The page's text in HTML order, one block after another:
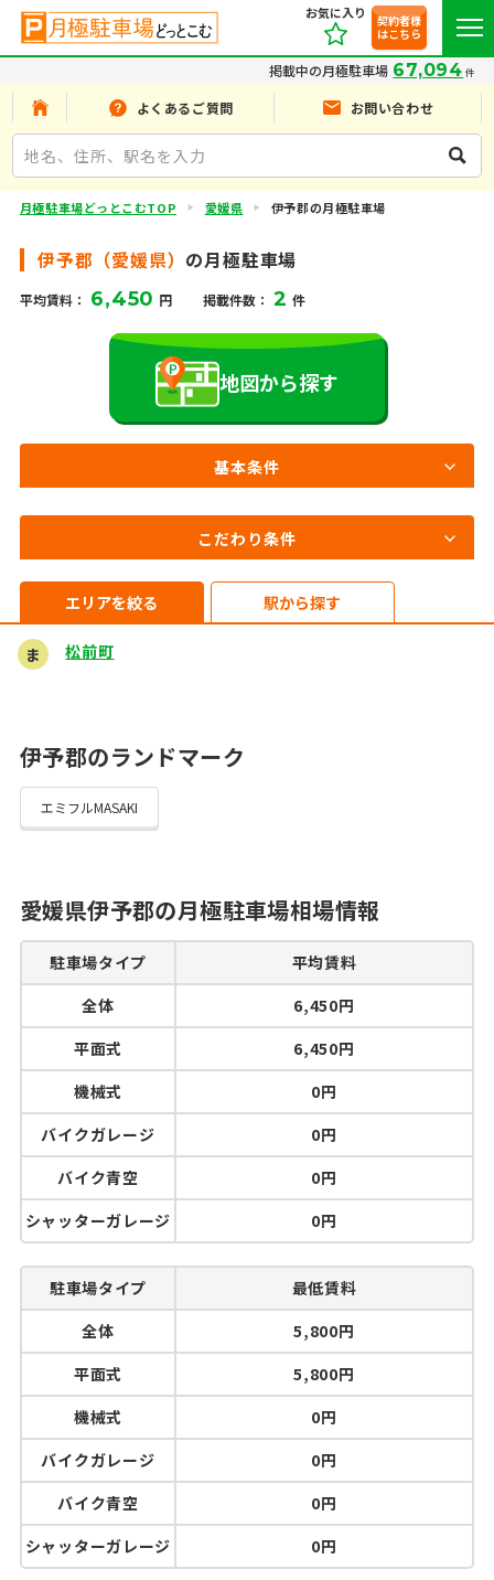
お気に入り
契約者様
はこちら
掲載中の月極駐車場 67,094 件
よくあるご質問 お問い合わせ
月極駐車場どっとこむTOP 愛媛県 伊予郡の月極駐車場
伊予郡（愛媛県） の月極駐車場
平均賃料： 6,450 円 掲載件数： 2 件
地図から探す
基本条件
こだわり条件
エリアを絞る 駅から探す
ま 松前町
伊予郡のランドマーク
エミフルMASAKI
愛媛県伊予郡の月極駐車場相場情報
駐車場タイプ
平均賃料
全体
6,450円
平面式
6,450円
機械式
0円
バイクガレージ
0円
バイク青空
0円
シャッターガレージ
0円
駐車場タイプ
最低賃料
全体
5,800円
平面式
5,800円
機械式
0円
バイクガレージ
0円
バイク青空
0円
シャッターガレージ
0円